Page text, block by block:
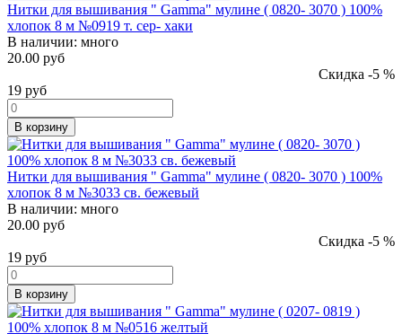
Нитки для вышивания " Gamma" мулине ( 0820- 3070 ) 100%
хлопок 8 м №0919 т. сер- хаки
В наличии: много
20.00 руб
Скидка -5 %
19 руб
В корзину
Нитки для вышивания " Gamma" мулине ( 0820- 3070 ) 100%
хлопок 8 м №3033 св. бежевый
В наличии: много
20.00 руб
Скидка -5 %
19 руб
В корзину